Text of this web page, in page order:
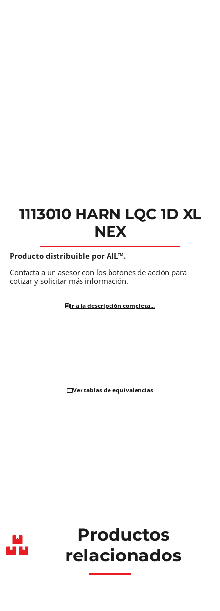
1113010 HARN LQC 1D XL
NEX
Producto distribuible por AIL™.
Contacta a un asesor con los botones de acción para
cotizar y solicitar más información.
Ir a la descripción completa...
Ver tablas de equivalencias
Productos
relacionados